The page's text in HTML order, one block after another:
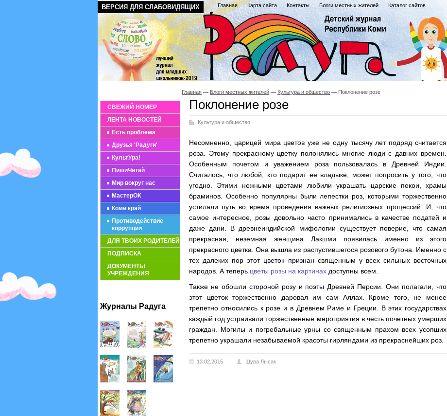
ВЕРСИЯ ДЛЯ СЛАБОВИДЯЩИХ Главная Карта сайта Контакты Блоги местных жителей Каталог сайтов
СВЕЖИЙ НОМЕР
ЛЕНТА НОВОСТЕЙ
Есть проблема
Друзья 'Радуги'
КультУра!
ПишиЧитай
Мир вокруг нас
МастерОК
Коми край
Противодействие
коррупции
ДЛЯ ТВОИХ РОДИТЕЛЕЙ
ПОДПИСКА
ДОКУМЕНТЫ
УЧРЕЖДЕНИЯ
Журналы Радуга
Главная Блоги местных жителей Культура и общество Поклонение розе
Поклонение розе
Культура и общество
Несомненно, царицей мира цветов уже не одну тысячу лет подряд считается
роза. Этому прекрасному цветку полонялись многие люди с давних времен.
Особенным почетом и уважением роза пользовалась в Древней Индии.
Считалось, что любой, кто подарит ее владыке, может попросить у того, что
угодно. Этими нежными цветами любили украшать царские покои, храмы
браминов. Особенно популярны были лепестки роз, которыми торжественно
устилали путь во время проведения важных религиозных процессий. И, что
самое интересное, розы довольно часто принимались в качестве податей и
даже дани. В древнеиндийской мифологии существует поверие, что самая
прекрасная, неземная женщина Лакшми появилась именно из этого
прекрасного цветка. Она вышла из распустившегося розового бутона. Именно с
тех далеких пор этот цветок признан священным у всех сильных восточных
народов. А теперь цветы розы на картинах доступны всем.
Также не обошли стороной розу и поэты Древней Персии. Они полагали, что
этот цветок торжественно даровал им сам Аллах. Кроме того, не менее
трепетно относились к розе и в Древнем Риме и Греции. В этих государствах
каждый год устраивали торжественные мероприятия в честь почетных умерших
граждан. Могилы и погребальные урны со священным прахом всех усопших
трепетно украшали незабываемой красоты гирляндами из прекраснейших роз.
13.02.2015 Шура Лысак